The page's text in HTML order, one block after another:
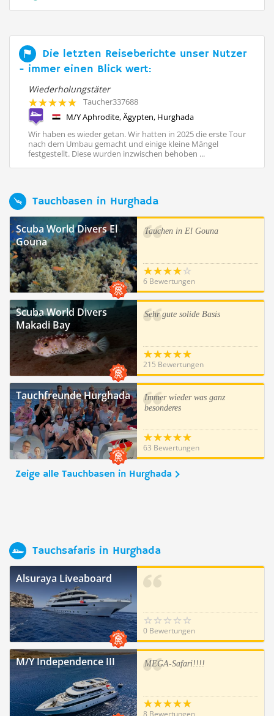
Die letzten Reiseberichte unser Nutzer
- immer einen Blick wert:
Wiederholungstäter
Taucher337688
M/Y Aphrodite, Ägypten, Hurghada
Wir haben es wieder getan. Wir hatten in 2025 die erste Tour
nach dem Umbau gemacht und einige kleine Mängel
festgestellt. Diese wurden inzwischen behoben ...
Tauchbasen in Hurghada
Scuba World Divers El
Gouna
Tauchen in El Gouna
6 Bewertungen
Scuba World Divers
Makadi Bay
Sehr gute solide Basis
215 Bewertungen
Tauchfreunde Hurghada
Immer wieder was ganz
besonderes
63 Bewertungen
Zeige alle Tauchbasen in Hurghada
Tauchsafaris in Hurghada
Alsuraya Liveaboard
0 Bewertungen
M/Y Independence III MEGA-Safari!!!!
8 Bewertungen